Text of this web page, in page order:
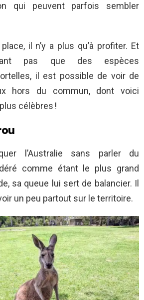
qui peuvent parfois sembler
il n’y a plus qu’à profiter. Et
pas que des espèces
il est possible de voir de
hors du commun, dont voici
célèbres !
l’Australie sans parler du
comme étant le plus grand
sa queue lui sert de balancier. Il
un peu partout sur le territoire.